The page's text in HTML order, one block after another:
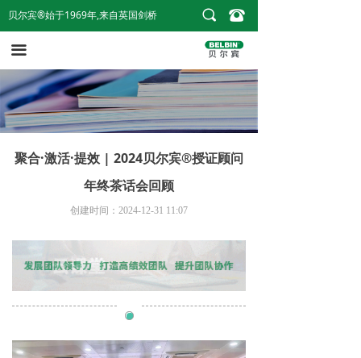
뀰
끀
首页
贝尔宾®团队角色
贝尔宾®测评报告
贝尔宾®授证课
内训与咨询
购买个人报告
贝尔宾®始于1969年,来自英国剑桥 끠
聚合·激活·提效 | 2024贝尔宾®授证顾问
年终茶话会回顾
创建时间： 2024-12-31 11:07